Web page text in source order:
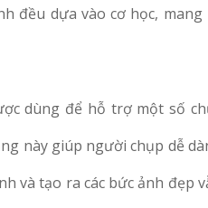
đều dựa vào cơ học, mang
dùng để hỗ trợ một số
này giúp người chụp dễ
và tạo ra các bức ảnh đẹp